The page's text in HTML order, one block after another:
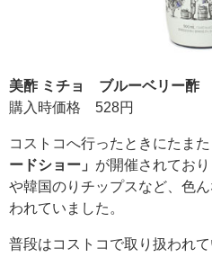
美酢 ミチョ ブルーベリー酢
購入時価格 528円
コストコへ行ったときにたま
ードショー」 が開催されてお
や韓国のりチップスなど、色
われていました。
普段はコストコで取り扱われ